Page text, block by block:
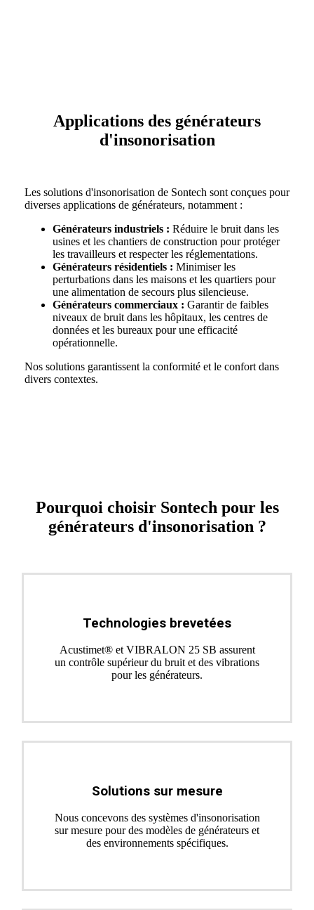
Applications des générateurs
d'insonorisation
Les solutions d'insonorisation de Sontech sont conçues pour
diverses applications de générateurs, notamment :
Générateurs industriels : Réduire le bruit dans les
usines et les chantiers de construction pour protéger
les travailleurs et respecter les réglementations.
Générateurs résidentiels : Minimiser les
perturbations dans les maisons et les quartiers pour
une alimentation de secours plus silencieuse.
Générateurs commerciaux : Garantir de faibles
niveaux de bruit dans les hôpitaux, les centres de
données et les bureaux pour une efficacité
opérationnelle.
Nos solutions garantissent la conformité et le confort dans
divers contextes.
Pourquoi choisir Sontech pour les
générateurs d'insonorisation ?
Technologies brevetées
Acustimet® et VIBRALON 25 SB assurent
un contrôle supérieur du bruit et des vibrations
pour les générateurs.
Solutions sur mesure
Nous concevons des systèmes d'insonorisation
sur mesure pour des modèles de générateurs et
des environnements spécifiques.